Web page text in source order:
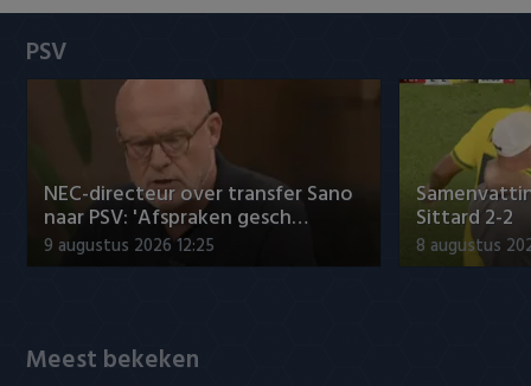
PSV
Roda JC
SC Heerenveen
Sparta
Vitesse
Willem II
PSV
NEC-directeur over transfer Sano
naar PSV: 'Afspraken gesch…
9 augustus 2026 12:25
Sittard 2-2
8 augustus
Meest bekeken